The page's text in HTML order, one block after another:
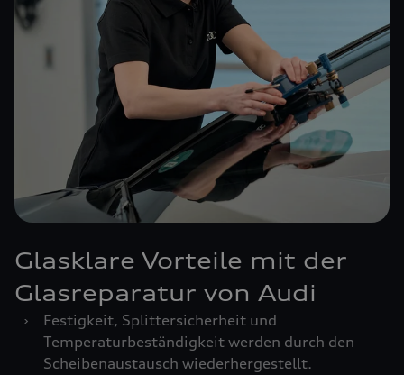
Glasklare Vorteile mit der
Glasreparatur von Audi
›
Festigkeit, Splittersicherheit und
Temperaturbeständigkeit werden durch den
Scheibenaustausch wiederhergestellt.